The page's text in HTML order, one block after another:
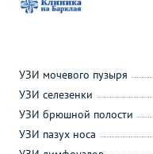
УЗИ мочевого пузыря
УЗИ селезенки
УЗИ брюшной полости
УЗИ пазух носа